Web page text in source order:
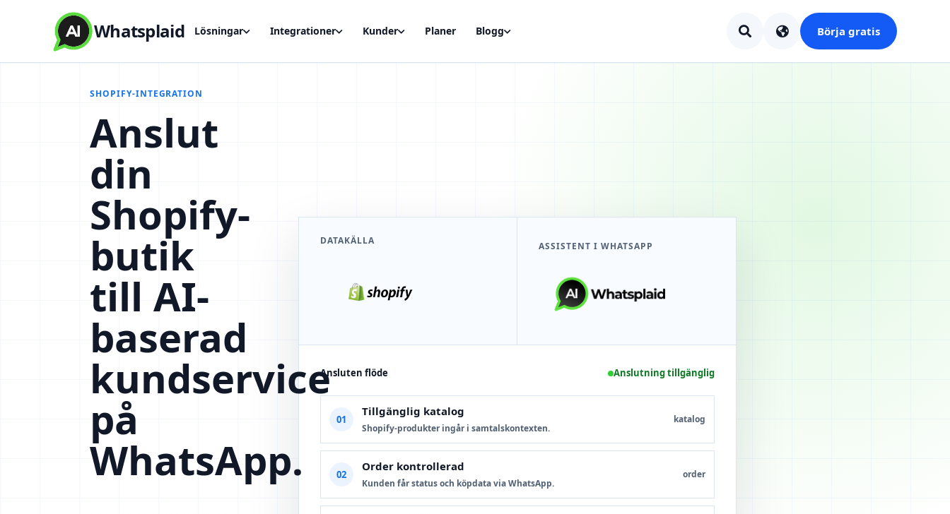
Whatsplaid Lösningar Integrationer Kunder Planer Blogg Börja gratis
SHOPIFY-INTEGRATION
Anslut
din
Shopify-
butik
till AI-
baserad
kundservice
på
WhatsApp.
DATAKÄLLA ASSISTENT I WHATSAPP
Ansluten flöde Anslutning tillgänglig
01
Tillgänglig katalog
Shopify-produkter ingår i samtalskontexten.
katalog
02
Order kontrollerad
Kunden får status och köpdata via WhatsApp.
order